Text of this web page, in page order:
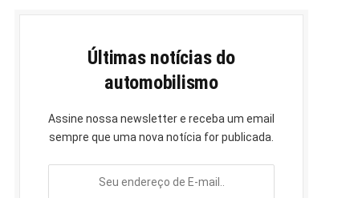
Últimas notícias do
automobilismo
Assine nossa newsletter e receba um email
sempre que uma nova notícia for publicada.